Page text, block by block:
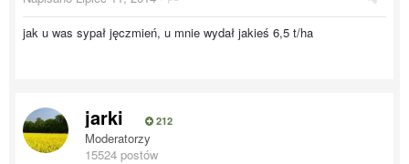
jak u was sypał jęczmień, u mnie wydał jakieś 6,5 t/ha
jarki 212
Moderatorzy
15524 postów